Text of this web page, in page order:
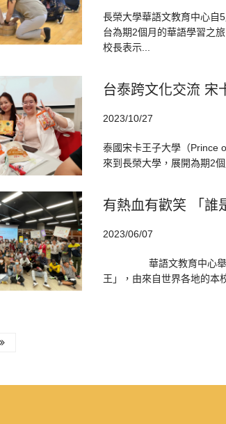
長榮大學華語文教育中心自
台為期2個月的華語學習之
校長表示...
台泰跨文化交流 宋
2023/10/27
泰國宋卡王子大學（Prince
來到長榮大學，展開為期2
有熱血有歡笑 「誰
2023/06/07
華語文教育中心舉辦華
王」，由來自世界各地的本